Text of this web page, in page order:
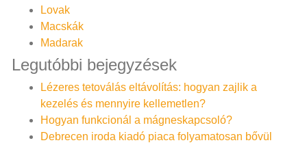
Lovak
Macskák
Madarak
Legutóbbi bejegyzések
Lézeres tetoválás eltávolítás: hogyan zajlik a
kezelés és mennyire kellemetlen?
Hogyan funkcionál a mágneskapcsoló?
Debrecen iroda kiadó piaca folyamatosan bővül